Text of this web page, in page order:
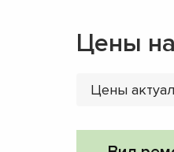
Цены
Цены